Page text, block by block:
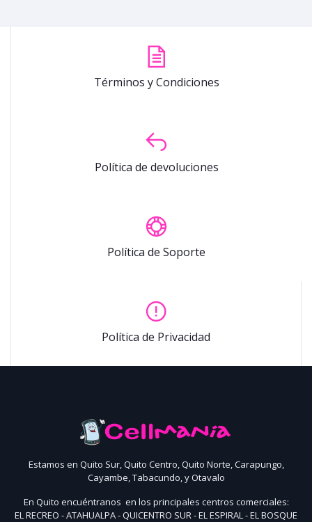
Términos y Condiciones
Política de devoluciones
Política de Soporte
Política de Privacidad
Estamos en Quito Sur, Quito Centro, Quito Norte, Carapungo,
Cayambe, Tabacundo, y Otavalo
En Quito encuéntranos en los principales centros comerciales:
EL RECREO - ATAHUALPA - QUICENTRO SUR - EL ESPIRAL - EL BOSQUE